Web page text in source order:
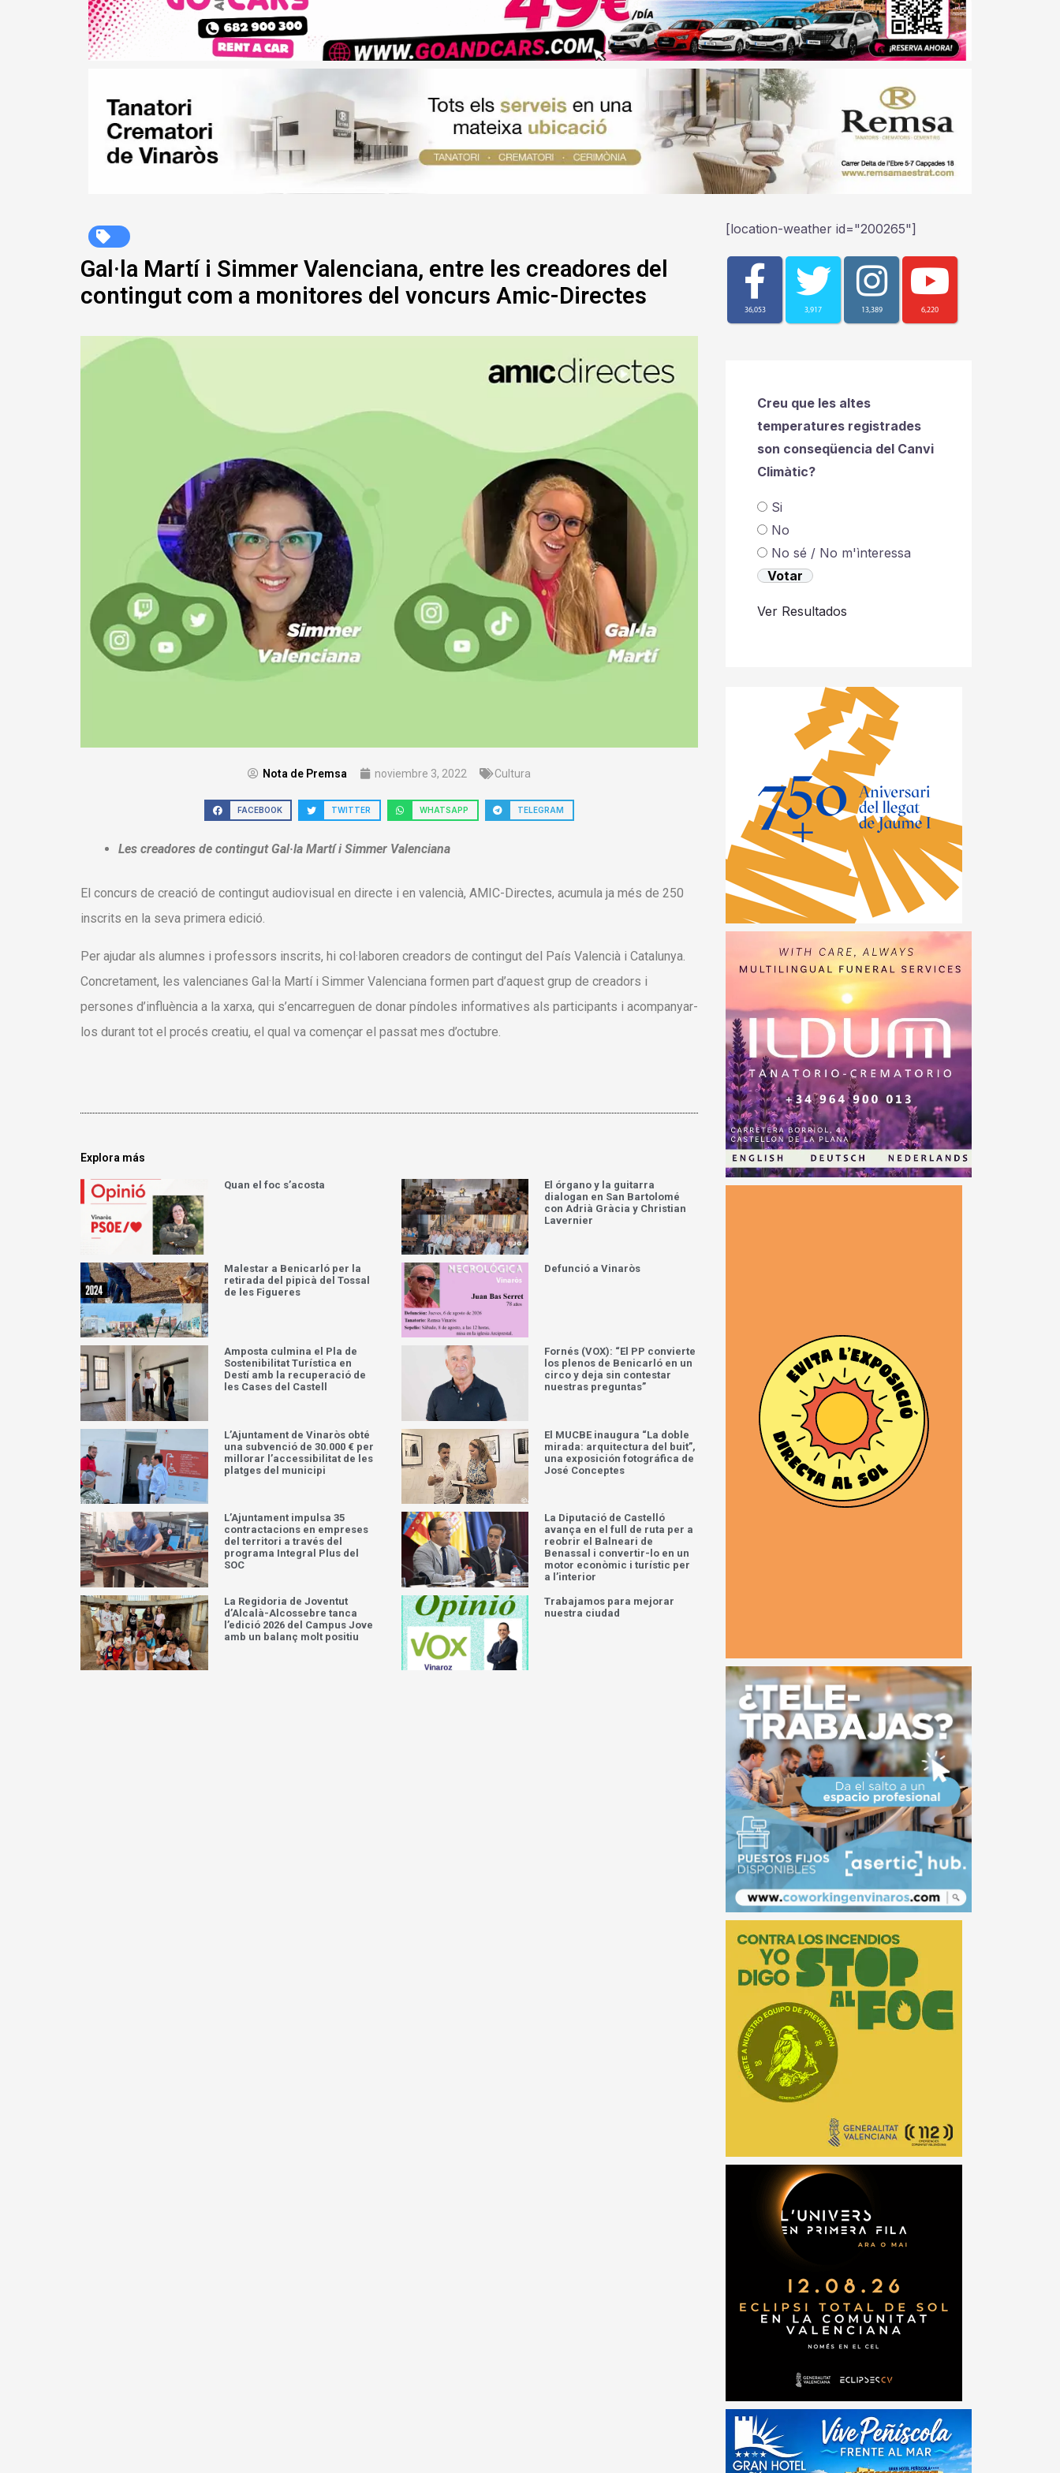
Gal·la Martí i Simmer Valenciana, entre les creadores del
contingut com a monitores del voncurs Amic-Directes
Nota de Premsa noviembre 3, 2022 Cultura
FACEBOOK TWITTER WHATSAPP TELEGRAM
Les creadores de contingut Gal·la Martí i Simmer Valenciana
El concurs de creació de contingut audiovisual en directe i en valencià, AMIC-Directes, acumula ja més de 250
inscrits en la seva primera edició.
Per ajudar als alumnes i professors inscrits, hi col·laboren creadors de contingut del País Valencià i Catalunya.
Concretament, les valencianes Gal·la Martí i Simmer Valenciana formen part d’aquest grup de creadors i
persones d’influència a la xarxa, qui s’encarreguen de donar píndoles informatives als participants i acompanyar-
los durant tot el procés creatiu, el qual va començar el passat mes d’octubre.
Explora más
Quan el foc s’acosta
El órgano y la guitarra
dialogan en San Bartolomé
con Adrià Gràcia y Christian
Lavernier
Malestar a Benicarló per la
retirada del pipicà del Tossal
de les Figueres
Defunció a Vinaròs
Amposta culmina el Pla de
Sostenibilitat Turística en
Destí amb la recuperació de
les Cases del Castell
Fornés (VOX): “El PP convierte
los plenos de Benicarló en un
circo y deja sin contestar
nuestras preguntas”
L’Ajuntament de Vinaròs obté
una subvenció de 30.000 € per
millorar l’accessibilitat de les
platges del municipi
El MUCBE inaugura “La doble
mirada: arquitectura del buit”,
una exposición fotográfica de
José Conceptes
L’Ajuntament impulsa 35
contractacions en empreses
del territori a través del
programa Integral Plus del
SOC
La Diputació de Castelló
avança en el full de ruta per a
reobrir el Balneari de
Benassal i convertir-lo en un
motor econòmic i turístic per
a l’interior
La Regidoria de Joventut
d’Alcalà-Alcossebre tanca
l’edició 2026 del Campus Jove
amb un balanç molt positiu
Trabajamos para mejorar
nuestra ciudad
[location-weather id="200265"]
36,053 3,917 13,389 6,220
Creu que les altes
temperatures registrades
son conseqüencia del Canvi
Climàtic?
Si
No
No sé / No m'ìnteressa
Ver Resultados